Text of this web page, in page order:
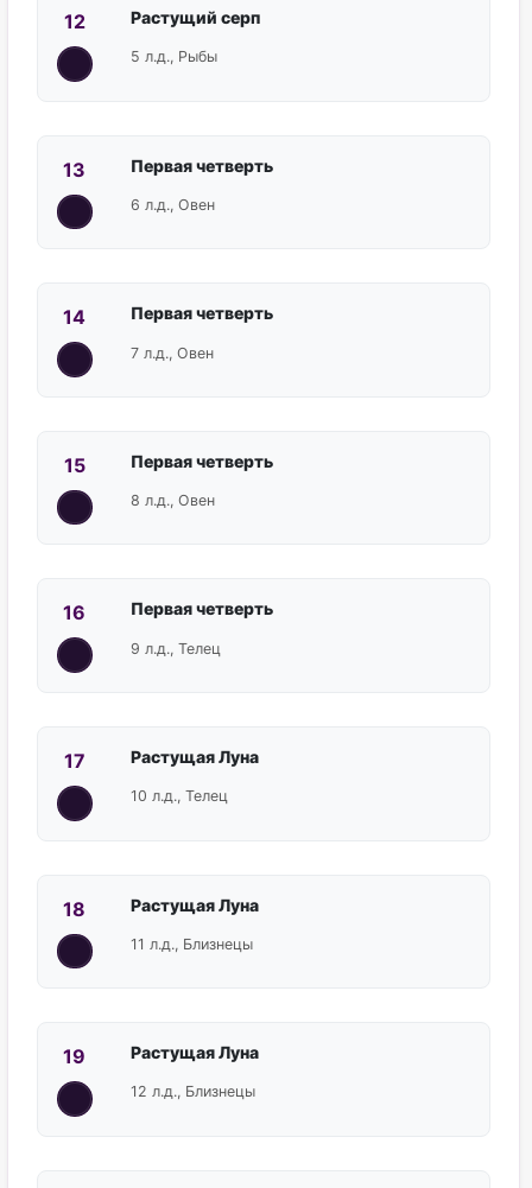
12 Растущий серп
5 л.д., Рыбы
13 Первая четверть
6 л.д., Овен
14 Первая четверть
7 л.д., Овен
15 Первая четверть
8 л.д., Овен
16 Первая четверть
9 л.д., Телец
17 Растущая Луна
10 л.д., Телец
18 Растущая Луна
11 л.д., Близнецы
19 Растущая Луна
12 л.д., Близнецы